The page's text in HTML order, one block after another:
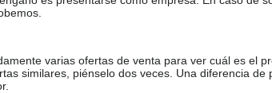
varias ofertas de venta para ver cuál es el
similares, piénselo dos veces. Una diferencia